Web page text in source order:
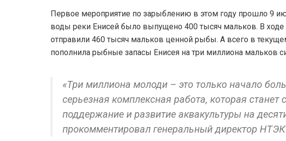
Первое мероприятие по зарыблению в этом году прошло 9
воды реки Енисей было выпущено 400 тысяч мальков. В ходе
отправили 460 тысяч мальков ценной рыбы. А всего в
пополнила рыбные запасы Енисея на три миллиона мальков
«Три миллиона молоди – это только начало
серьезная комплексная работа, которая
поддержание и развитие аквакультуры на
прокомментировал генеральный директор